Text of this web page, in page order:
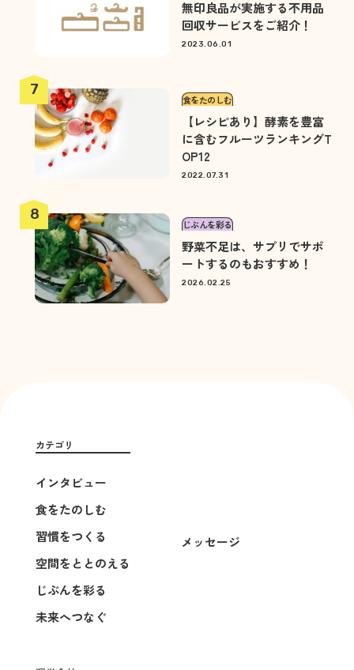
無印良品が実施する不用品
回収サービスをご紹介！
2023.06.01
食をたのしむ
【レシピあり】酵素を豊富
に含むフルーツランキングT
OP12
2022.07.31
じぶんを彩る
野菜不足は、サプリでサポ
ートするのもおすすめ！
2026.02.25
カテゴリ
インタビュー
食をたのしむ
習慣をつくる
空間をととのえる
じぶんを彩る
未来へつなぐ
メッセージ